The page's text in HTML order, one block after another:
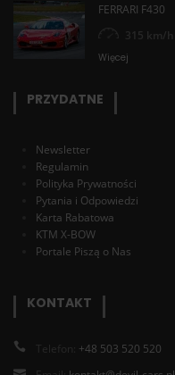
FERRARI F430
315 km/h
Więcej
PRZYDATNE
Newsletter
Regulamin
Polityka Prywatności
Pytania i Odpowiedzi
Karta Rabatowa
KTM X-BOW
Portale Piszą o Nas
KONTAKT
Telefon: +48 503 520 520